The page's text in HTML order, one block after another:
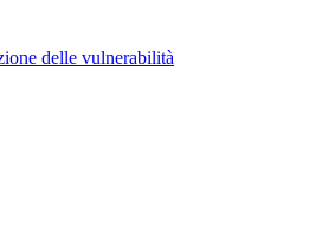
delle vulnerabilità